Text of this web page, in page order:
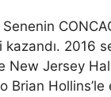
kazandı. 2016
New Jersey
Brian